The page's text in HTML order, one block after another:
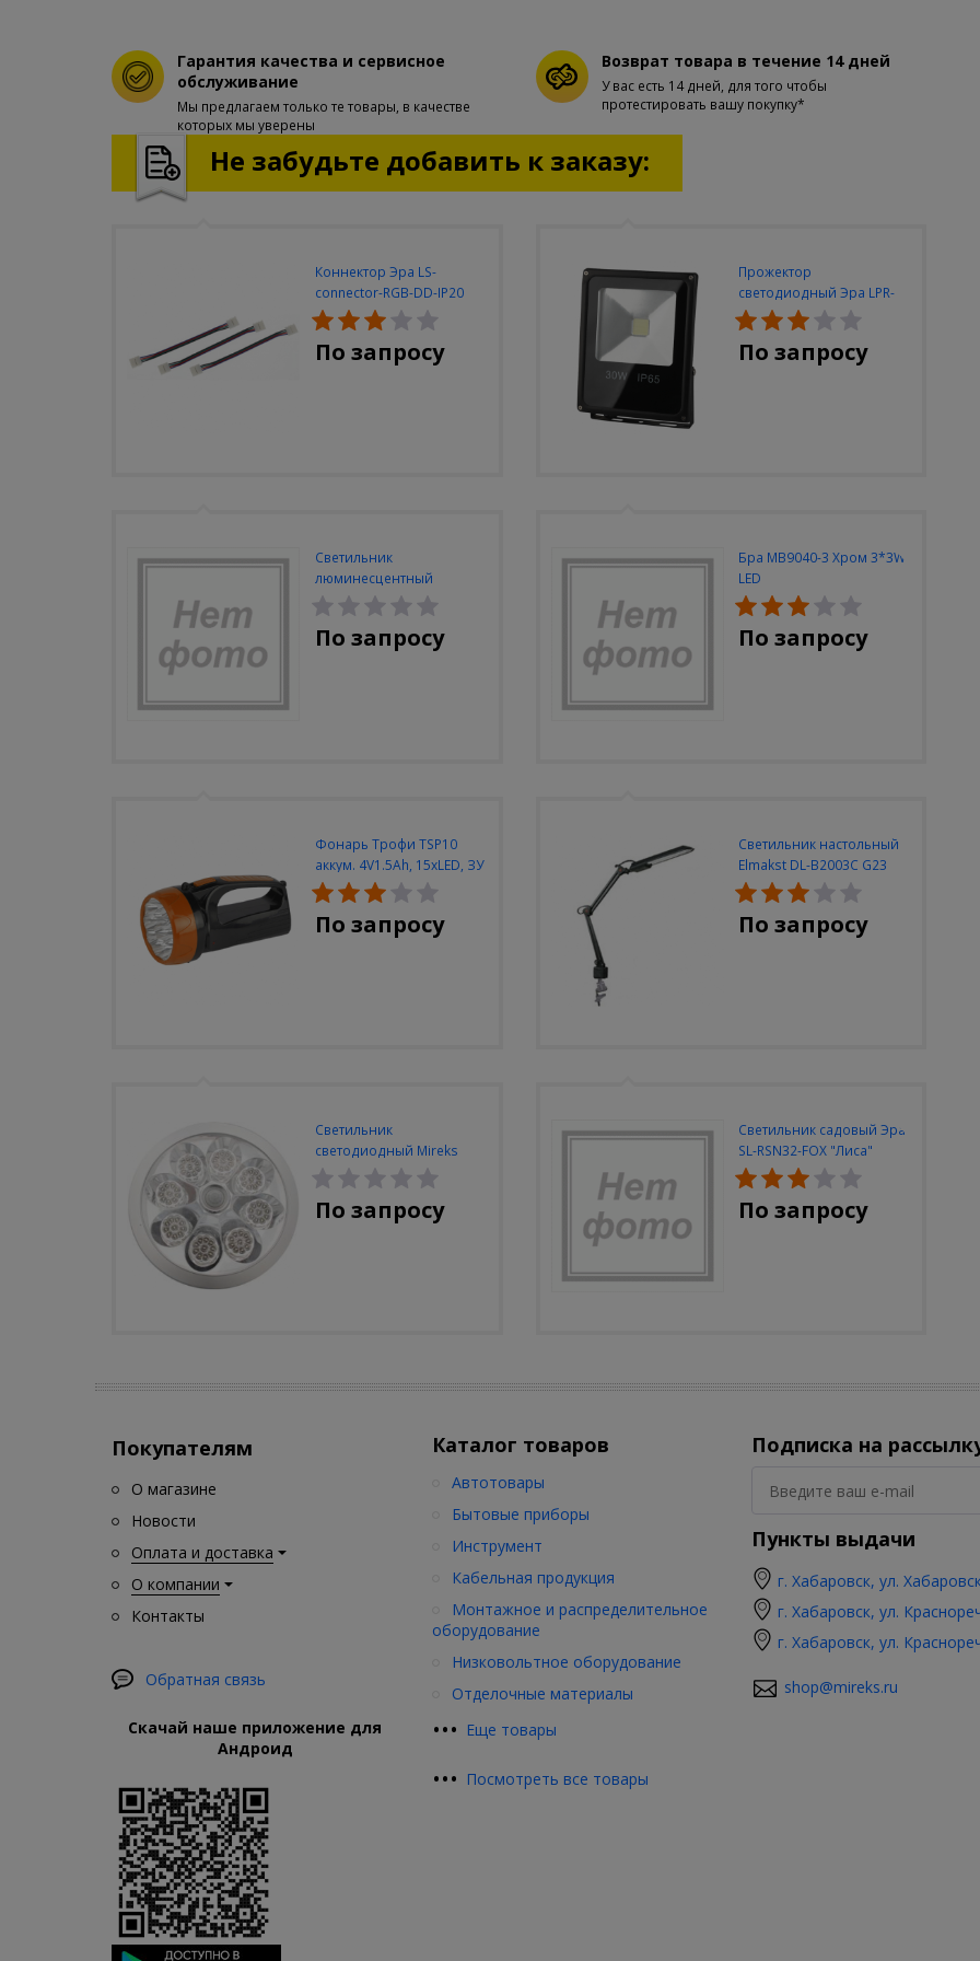
Гарантия качества и сервисное
обслуживание
Мы предлагаем только те товары, в качестве
которых мы уверены
Возврат товара в течение 14 дней
У вас есть 14 дней, для того чтобы
протестировать вашу покупку*
Не забудьте добавить к заказу:
Коннектор Эра LS-
connector-RGB-DD-IP20
(3шт/уп)
По запросу
Прожектор
светодиодный Эра LPR-
30W-6500K-M
По запросу
Светильник
люминесцентный
Navigator NEL-A2-E130-T4-
840/WH
По запросу
Бра MB9040-3 Хром 3*3W
LED
По запросу
Фонарь Трофи TSP10
аккум. 4V1.5Ah, 15xLED, ЗУ
вилка 220V
По запросу
Светильник настольный
Elmakst DL-B2003C G23
черный струбцина
По запросу
Светильник
светодиодный Mireks
С-310-80-S (5W/4000-
5000K/500lm/датчик
движения)
По запросу
Светильник садовый Эра
SL-RSN32-FOX "Лиса"
солн.бат, полистоун,
цветной, 32 см
По запросу
Покупателям
О магазине
Новости
Оплата и доставка
О компании
Контакты
Обратная связь
Скачай наше приложение для
Андроид
Каталог товаров
••• Еще товары
Автотовары
Бытовые приборы
Инструмент
Кабельная продукция
Монтажное и распределительное
оборудование
Низковольтное оборудование
Отделочные материалы
••• Посмотреть все товары
Подписка на
Пункты выдачи
г. Хабаровск, ул.
г. Хабаровск, ул.
г. Хабаровск, ул.
shop@mireks.ru